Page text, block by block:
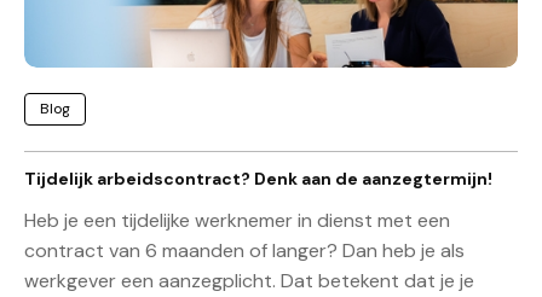
Blog
Tijdelijk arbeidscontract? Denk aan de aanzegtermijn!
Heb je een tijdelijke werknemer in dienst met een
contract van 6 maanden of langer? Dan heb je als
werkgever een aanzegplicht. Dat betekent dat je je